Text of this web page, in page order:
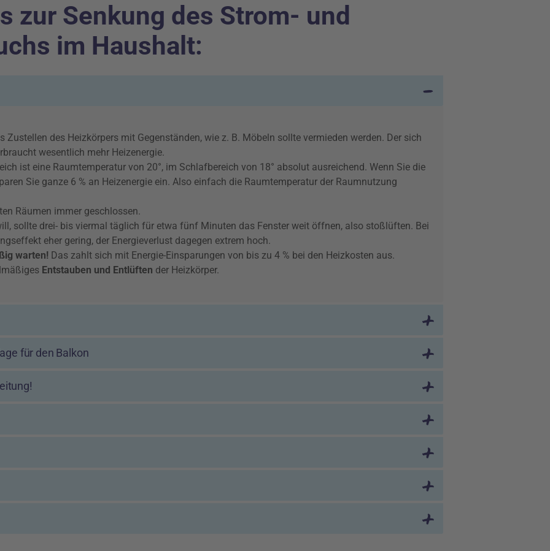
zur Senkung des Strom- und
im Haushalt:
Zustellen des Heizkörpers mit Gegenständen, wie z. B. Möbeln sollte vermieden werden. Der sich
wesentlich mehr Heizenergie.
ist eine Raumtemperatur von 20°, im Schlafbereich von 18° absolut ausreichend. Wenn Sie die
Sie ganze 6 % an Heizenergie ein. Also einfach die Raumtemperatur der Raumnutzung
Räumen immer geschlossen.
sollte drei- bis viermal täglich für etwa fünf Minuten das Fenster weit öffnen, also stoßlüften. Bei
eher gering, der Energieverlust dagegen extrem hoch.
warten!Das zahlt sich mit Energie-Einsparungen von bis zu 4 % bei den Heizkosten aus.
Entstauben und Entlüften der Heizkörper.
für den Balkon